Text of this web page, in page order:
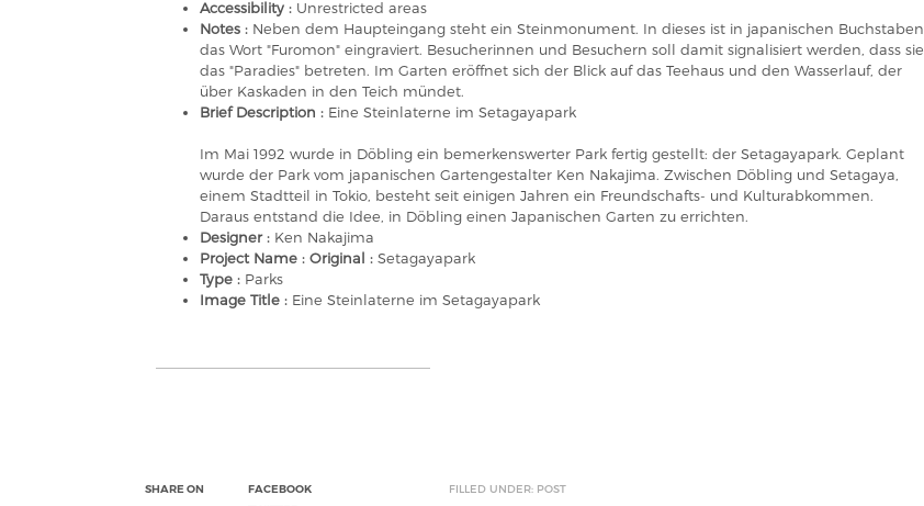
Accessibility : Unrestricted areas
Notes : Neben dem Haupteingang steht ein Steinmonument. In dieses ist in japanischen Buchstaben
das Wort "Furomon" eingraviert. Besucherinnen und Besuchern soll damit signalisiert werden, dass sie
das "Paradies" betreten. Im Garten eröffnet sich der Blick auf das Teehaus und den Wasserlauf, der
über Kaskaden in den Teich mündet.
Brief Description : Eine Steinlaterne im Setagayapark
Im Mai 1992 wurde in Döbling ein bemerkenswerter Park fertig gestellt: der Setagayapark. Geplant
wurde der Park vom japanischen Gartengestalter Ken Nakajima. Zwischen Döbling und Setagaya,
einem Stadtteil in Tokio, besteht seit einigen Jahren ein Freundschafts- und Kulturabkommen.
Daraus entstand die Idee, in Döbling einen Japanischen Garten zu errichten.
Designer : Ken Nakajima
Project Name : Original : Setagayapark
Type : Parks
Image Title : Eine Steinlaterne im Setagayapark
SHARE ON
FACEBOOK
FILLED UNDER: POST